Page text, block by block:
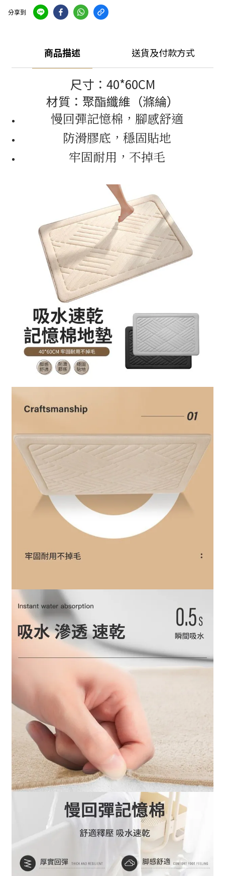
分享到
商品描述 送貨及付款方式
尺寸：40*60CM
材質：聚酯纖維（滌綸）
慢回彈記憶棉，腳感舒適
防滑膠底，穩固貼地
牢固耐用，不掉毛